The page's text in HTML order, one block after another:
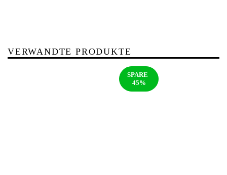
VERWANDTE PRODUKTE
SPARE
45%